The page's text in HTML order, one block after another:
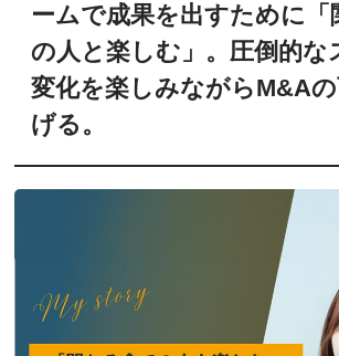
ームで成果を出すために「
の人と楽しむ」。圧倒的な
変化を楽しみながらM&A
げる。